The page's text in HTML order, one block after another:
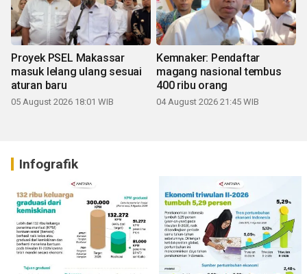
Proyek PSEL Makassar
masuk lelang ulang sesuai
aturan baru
05 August 2026 18:01 WIB
Kemnaker: Pendaftar
magang nasional tembus
400 ribu orang
04 August 2026 21:45 WIB
Infografik